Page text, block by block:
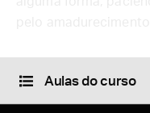
Aulas do curso